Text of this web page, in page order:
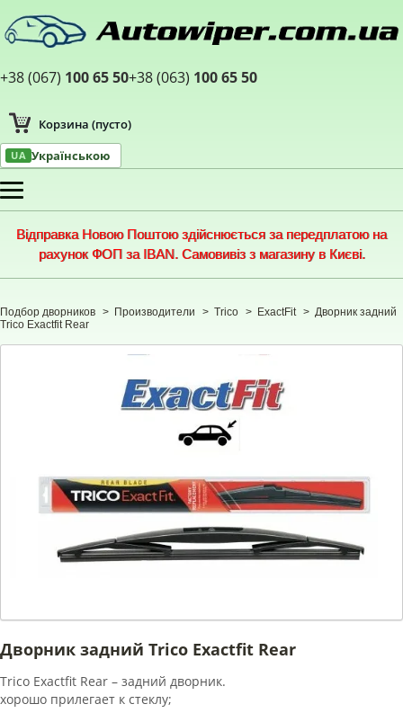
+38 (067) 100 65 50+38 (063) 100 65 50
Корзина (пусто)
UA Українською
Меню
Відправка Новою Поштою здійснюється за передплатою на
рахунок ФОП за IBAN. Самовивіз з магазину в Києві.
Подбор дворников > Производители > Trico > ExactFit > Дворник задний
Trico Exactfit Rear
Дворник задний Trico Exactfit Rear
Trico Exactfit Rear – задний дворник.
хорошо прилегает к стеклу;